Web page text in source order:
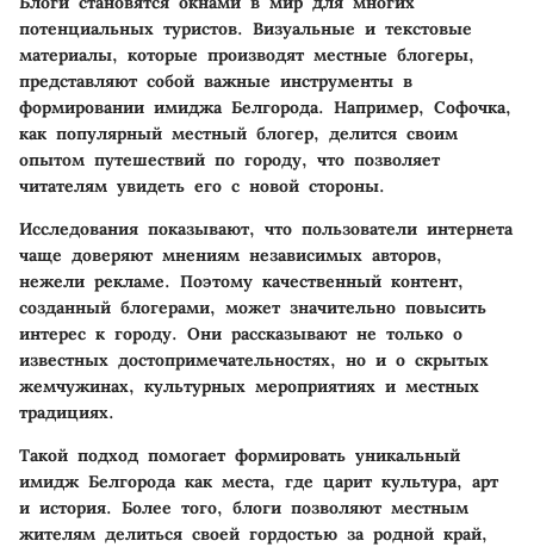
потенциальных туристов. Визуальные и текстовые
материалы, которые производят местные блогеры,
представляют собой важные инструменты в
формировании имиджа Белгорода. Например, Софочка,
как популярный местный блогер, делится своим
опытом путешествий по городу, что позволяет
читателям увидеть его с новой стороны.
Исследования показывают, что пользователи интернета
чаще доверяют мнениям независимых авторов,
нежели рекламе. Поэтому качественный контент,
созданный блогерами, может значительно повысить
интерес к городу. Они рассказывают не только о
известных достопримечательностях, но и о скрытых
жемчужинах, культурных мероприятиях и местных
традициях.
Такой подход помогает формировать уникальный
имидж Белгорода как места, где царит культура, арт
и история. Более того, блоги позволяют местным
жителям делиться своей гордостью за родной край,